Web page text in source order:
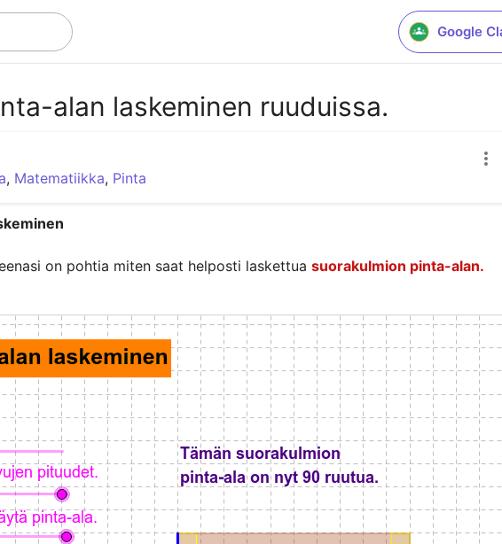
Google
alan laskeminen ruuduissa.
, Matematiikka, Pinta
on pohtia miten saat helposti laskettua suorakulmion pinta-alan.